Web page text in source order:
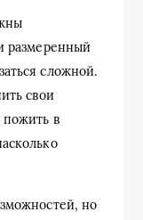
размеренный
сложной.
свои
пожить в
но